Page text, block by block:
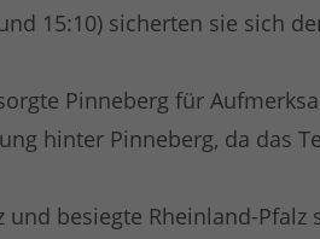
15:10) sicherten sie sich
Pinneberg für
hinter Pinneberg, da das
besiegte Rheinland-